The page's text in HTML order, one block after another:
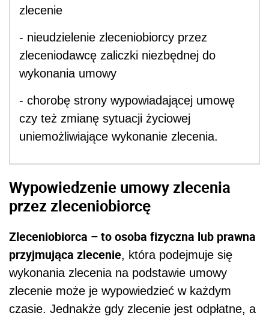
zlecenie
- nieudzielenie zleceniobiorcy przez
zleceniodawcę zaliczki niezbędnej do
wykonania umowy
- chorobę strony wypowiadającej umowę
czy też zmianę sytuacji życiowej
uniemożliwiające wykonanie zlecenia.
Wypowiedzenie umowy zlecenia
przez zleceniobiorcę
Zleceniobiorca – to osoba fizyczna lub prawna
przyjmująca zlecenie, która podejmuje się
wykonania zlecenia na podstawie umowy
zlecenie może je wypowiedzieć w każdym
czasie. Jednakże gdy zlecenie jest odpłatne, a